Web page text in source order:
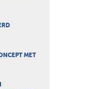
MET